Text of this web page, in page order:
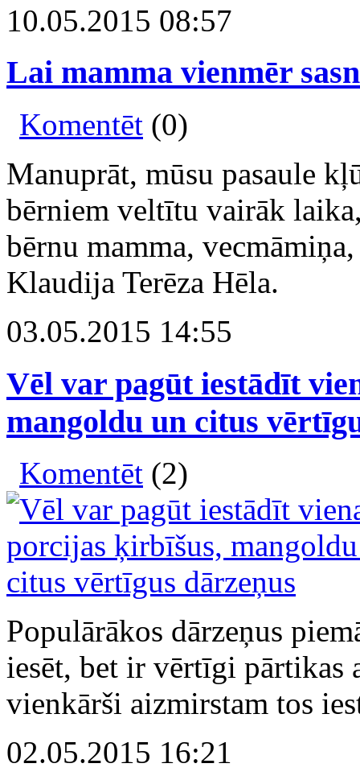
10.05.2015 08:57
Lai mamma vienmēr
Komentēt (0)
Manuprāt, mūsu pasaule
bērniem veltītu vairāk
bērnu mamma,
Klaudija Terēza Hēla.
03.05.2015 14:55
Vēl var pagūt iestādīt
mangoldu un citus
Komentēt (2)
Populārākos dārzeņus
iesēt, bet ir vērtīgi pārtikas
vienkārši aizmirstam tos
02.05.2015 16:21